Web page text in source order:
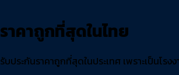
ราคาถูกที่สุดในไทย
รับประกันราคาถูกที่สุดในประเทศ เพราะเป็นโร